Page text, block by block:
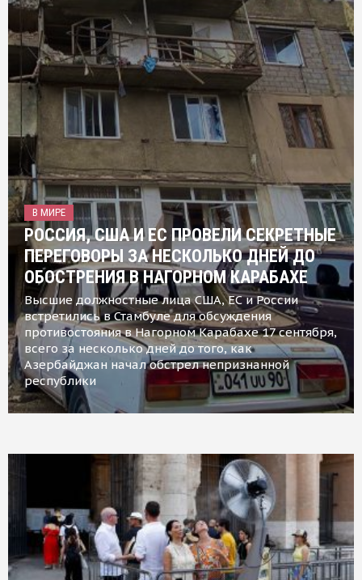
В МИРЕ
РОССИЯ, США И ЕС ПРОВЕЛИ СЕКРЕТНЫЕ
ПЕРЕГОВОРЫ ЗА НЕСКОЛЬКО ДНЕЙ ДО
ОБОСТРЕНИЯ В НАГОРНОМ КАРАБАХЕ
Высшие должностные лица США, ЕС и России
встретились в Стамбуле для обсуждения
противостояния в Нагорном Карабахе 17 сентября,
всего за несколько дней до того, как
Азербайджан начал обстрел непризнанной
республики